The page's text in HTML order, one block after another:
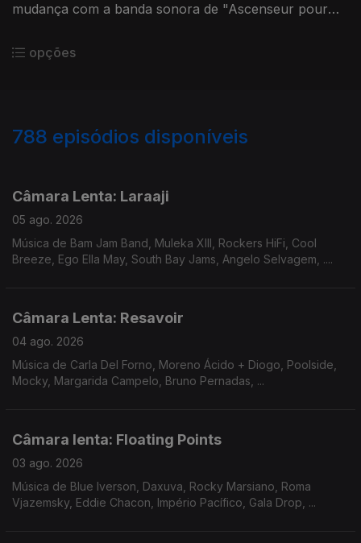
mudança com a banda sonora de "Ascenseur pour
opções
788 episódios disponíveis
Câmara Lenta: Laraaji
05 ago. 2026
Música de Bam Jam Band, Muleka XIII, Rockers HiFi, Cool
Breeze, Ego Ella May, South Bay Jams, Angelo Selvagem, ....
Câmara Lenta: Resavoir
04 ago. 2026
Música de Carla Del Forno, Moreno Ácido + Diogo, Poolside,
Mocky, Margarida Campelo, Bruno Pernadas, ...
Câmara lenta: Floating Points
03 ago. 2026
Música de Blue Iverson, Daxuva, Rocky Marsiano, Roma
Vjazemsky, Eddie Chacon, Império Pacífico, Gala Drop, ...